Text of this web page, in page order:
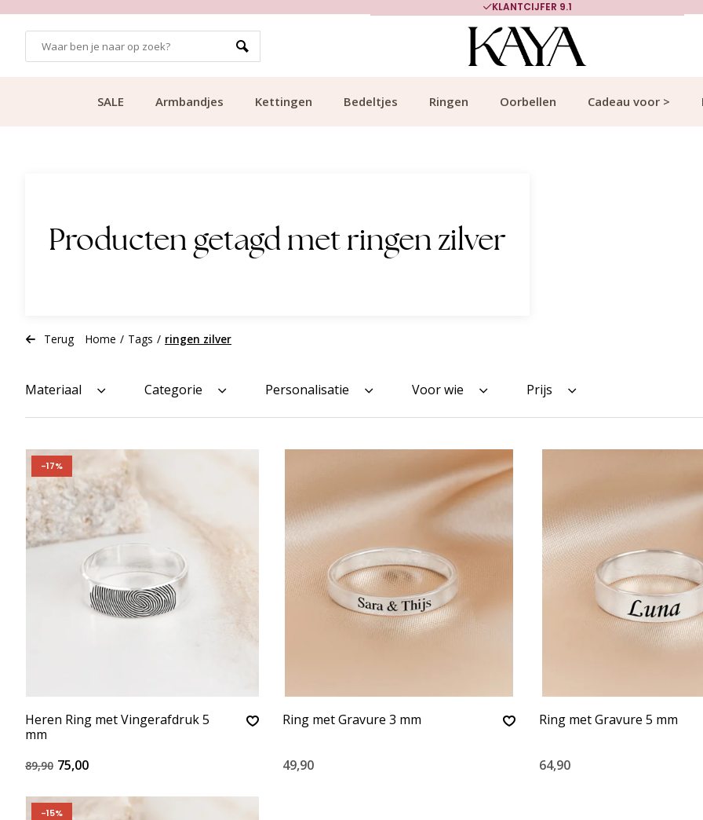
KLANTCIJFER 9.1
SALE Armbandjes Kettingen Bedeltjes Ringen Oorbellen Cadeau voor >
Producten getagd met ringen zilver
Terug Home / Tags / ringen zilver
Materiaal Categorie Personalisatie Voor wie Prijs
-17%
Heren Ring met Vingerafdruk 5
mm
89,90 75,00
Ring met Gravure 3 mm
49,90
Ring met Gravure 5 mm
64,90
-15%